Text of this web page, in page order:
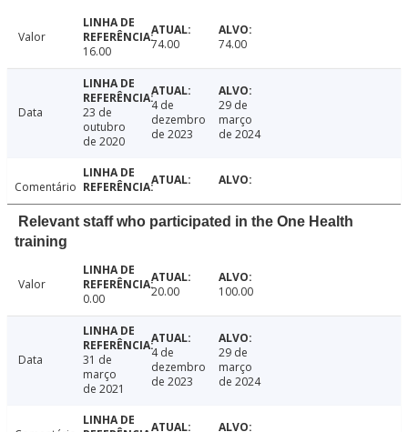
Valor
16.00
74.00 74.00
Data
23 de
outubro
de 2020
4 de
dezembro
de 2023
29 de
março
de 2024
Comentário
Relevant staff who participated in the One Health
training
Valor
0.00
20.00 100.00
Data
31 de
março
de 2021
4 de
dezembro
de 2023
29 de
março
de 2024